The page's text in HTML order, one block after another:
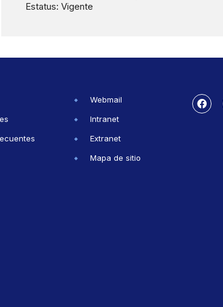
Estatus: Vigente
Webmail
Intranet
Extranet
Mapa de sitio